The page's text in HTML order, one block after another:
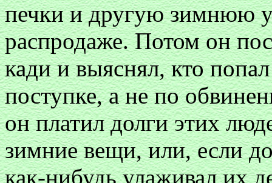
печки и другую зимнюю
распродаже. Потом он
кади и выяснял, кто
поступке, а не по
он платил долги этих
зимние вещи, или, если
как-нибудь улаживал их